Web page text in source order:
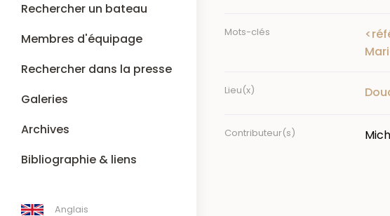
Rechercher un bateau
Membres d'équipage
Rechercher dans la presse
Galeries
Archives
Bibliographie & liens
Anglais
Mots-clés
Lieu(x)
Contributeur(s)